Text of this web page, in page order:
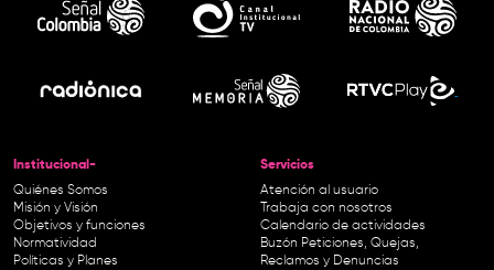
Institucional-
Quiénes Somos
Misión y Visión
Objetivos y funciones
Normatividad
Políticas y Planes
Servicios
Atención al usuario
Trabaja con nosotros
Calendario de actividades
Buzón Peticiones, Quejas,
Reclamos y Denuncias